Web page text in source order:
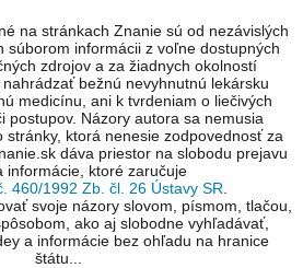
na stránkach Znanie sú od nezávislých
súborom informácii z voľne dostupných
zdrojov a za žiadnych okolností
bežnú nevyhnutnú lekársku
medicínu, ani k tvrdeniam o liečivých
postupov. Názory autora sa nemusia
ktorá nenesie zodpovednosť za
dáva priestor na slobodu prejavu
informácie, ktoré zaručuje
460/1992 Zb. čl. 26 Ústavy SR
svoje názory slovom, písmom, tlačou,
ako aj slobodne vyhľadávať,
a informácie bez ohľadu na hranice
štátu...